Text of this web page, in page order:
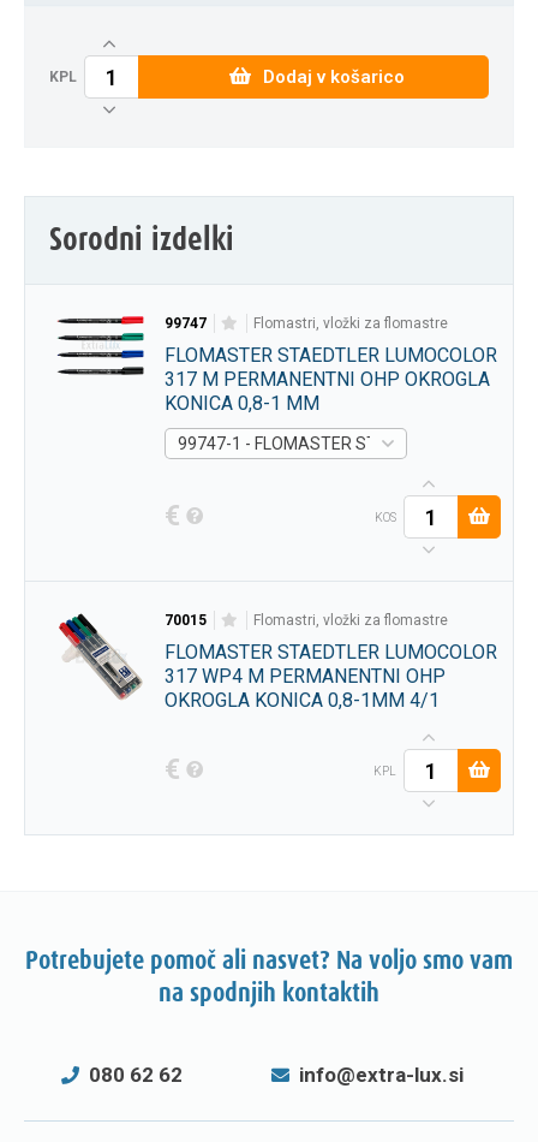
KPL Dodaj v košarico
Sorodni izdelki
99747 flomastri, vložki za flomastre
FLOMASTER STAEDTLER LUMOCOLOR
317 M PERMANENTNI OHP OKROGLA
KONICA 0,8-1 MM
99747-1 - FLOMASTER STAEDTLER
€ KOS
70015 flomastri, vložki za flomastre
FLOMASTER STAEDTLER LUMOCOLOR
317 WP4 M PERMANENTNI OHP
OKROGLA KONICA 0,8-1MM 4/1
€ KPL
Potrebujete pomoč ali nasvet? Na voljo smo vam
na spodnjih kontaktih
080 62 62 info@extra-lux.si